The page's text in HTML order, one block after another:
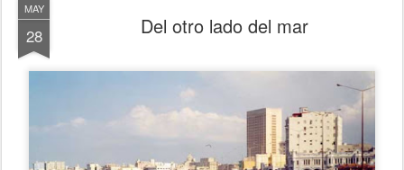
MAY
28 Del otro lado del mar